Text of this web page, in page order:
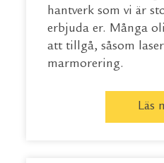
hantverk som vi är
erbjuda er. Många
att tillgå, såsom
marmorering.
Läs